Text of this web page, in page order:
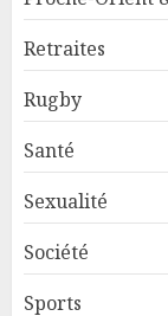
Retraites
Rugby
Santé
Sexualité
Société
Sports